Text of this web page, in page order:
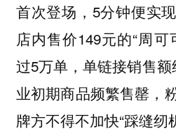
首次登场，5分钟便实
店内售价149元的“周
过5万单，单链接销售
业初期商品频繁售罄，
牌方不得不加快“踩缝纫